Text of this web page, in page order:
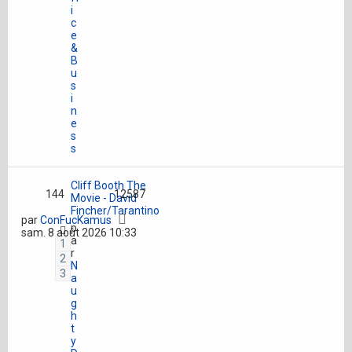
i
c
e
&
B
u
s
i
n
e
s
s
Cliff Booth The
Movie - David
Fincher/Tarantino
p
a
r
N
a
u
g
h
t
y
1
2
3
144 12587
parConFucKamus
sam. 8 août 2026 10:33